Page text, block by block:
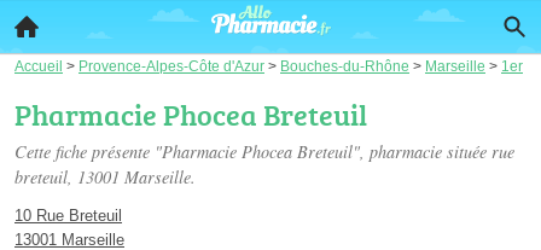
Accueil > Provence-Alpes-Côte d'Azur > Bouches-du-Rhône > Marseille > 1er
Pharmacie Phocea Breteuil
Cette fiche présente "Pharmacie Phocea Breteuil", pharmacie située rue
breteuil, 13001 Marseille.
10 Rue Breteuil
13001 Marseille